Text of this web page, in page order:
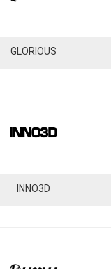
GLORIOUS
INNO3D